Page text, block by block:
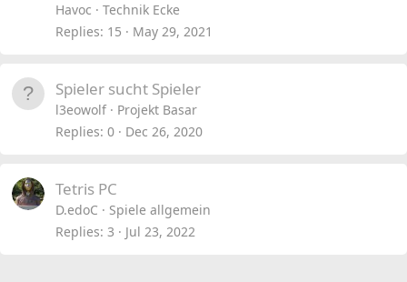
Havoc
Technik Ecke
Replies 15 May 29, 2021
Spieler sucht Spieler
l3eowolf
Projekt Basar
Replies 0 Dec 26, 2020
Tetris PC
D.edoC
Spiele allgemein
Replies 3 Jul 23, 2022